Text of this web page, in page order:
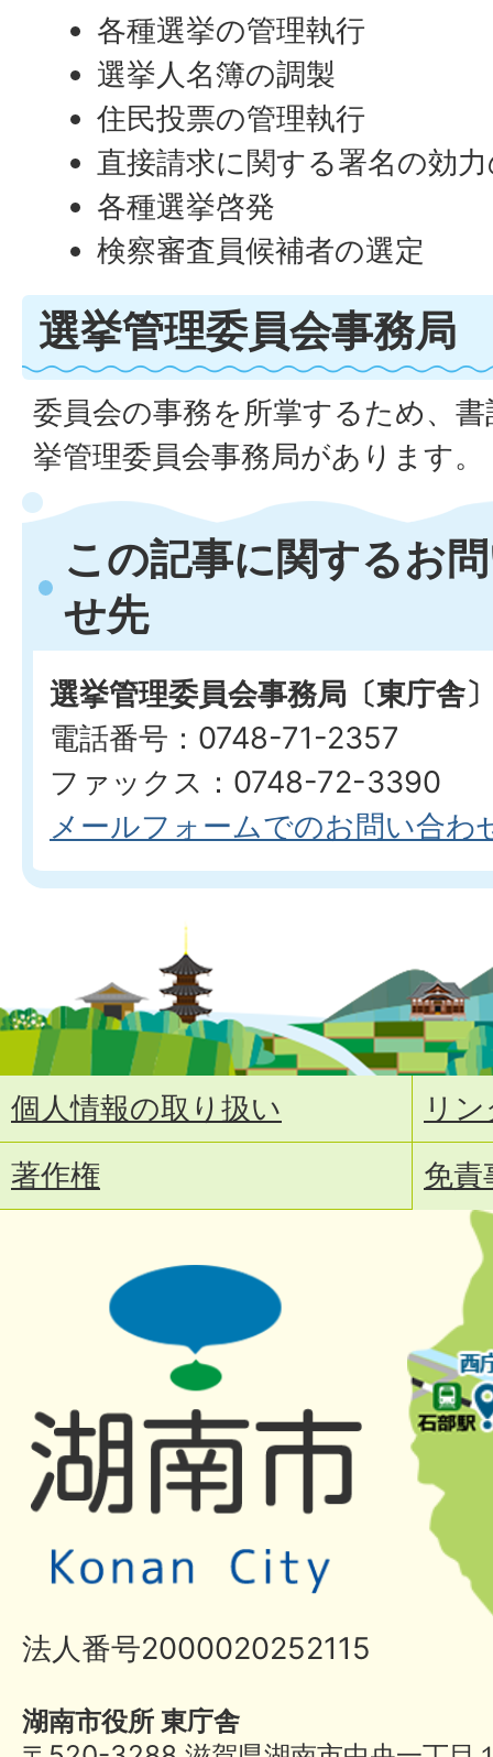
各種選挙の管理執行
選挙人名簿の調製
住民投票の管理執行
直接請求に関する署名の効
各種選挙啓発
検察審査員候補者の選定
選挙管理委員会事務局
委員会の事務を所掌するため、
挙管理委員会事務局があります。
この記事に関するお
せ先
選挙管理委員会事務局〔東庁舎
電話番号：0748-71-2357
ファックス：0748-72-3390
メールフォームでのお問い合わ
個人情報の取り扱い
リ
著作権
免責
法人番号2000020252115
湖南市役所 東庁舎